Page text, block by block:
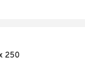
250